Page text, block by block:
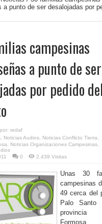
a punto de ser desalojadas por
campesinas
a punto de ser
por pedido del
redaf
Noticias Audios Noticias Conflicto Tierra
Noticias Organizaciones Campesinas
0 2,439 Visitas
Unas 30
campesinas
49 cerca del
Palo Santo
Formosa